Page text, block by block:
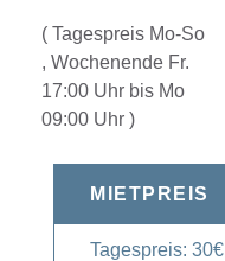
( Tagespreis Mo-So
, Wochenende Fr.
17:00 Uhr bis Mo
09:00 Uhr )
MIETPREIS
Tagespreis: 30€